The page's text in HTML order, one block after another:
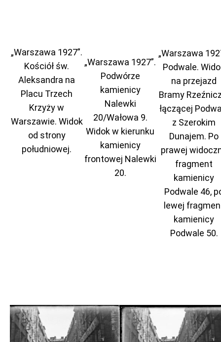
„Warszawa 1927”.
Kościół św.
Aleksandra na
Placu Trzech
Krzyży w
Warszawie. Widok
od strony
południowej.
„Warszawa 1927”.
Podwórze
kamienicy
Nalewki
20/Wałowa 9.
Widok w kierunku
kamienicy
frontowej Nalewki
20.
„Warszawa
Podwale.
na przejazd
Bramy
łączącej
z Szerokim
Dunajem. Po
prawej
fragment
kamienicy
Podwale 46,
lewej
kamienicy
Podwale 50.